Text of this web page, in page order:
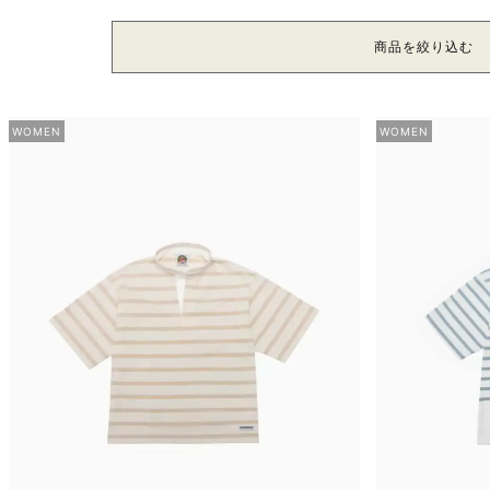
商品を絞り込む
WOMEN WOMEN